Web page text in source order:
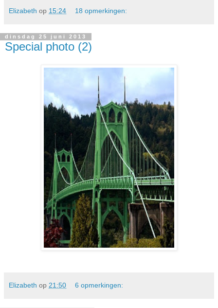
Elizabeth op 15:24 18 opmerkingen:
dinsdag 25 juni 2013
Special photo (2)
Elizabeth op 21:50 6 opmerkingen: